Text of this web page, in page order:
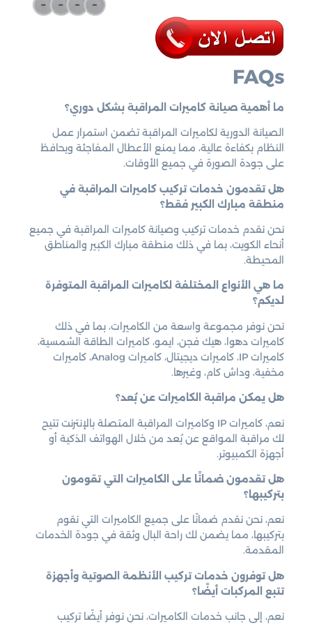
FAQs
ما أهمية صيانة كاميرات المراقبة بشكل دوري؟
الصيانة الدورية لكاميرات المراقبة تضمن استمرار عمل
النظام بكفاءة عالية، مما يمنع الأعطال المفاجئة ويحافظ
على جودة الصورة في جميع الأوقات.
هل تقدمون خدمات تركيب كاميرات المراقبة في
منطقة مبارك الكبير فقط؟
نحن نقدم خدمات تركيب وصيانة كاميرات المراقبة في جميع
أنحاء الكويت، بما في ذلك منطقة مبارك الكبير والمناطق
المحيطة.
ما هي الأنواع المختلفة لكاميرات المراقبة المتوفرة
لديكم؟
نحن نوفر مجموعة واسعة من الكاميرات، بما في ذلك
كاميرات دهوا، هيك فجن، ايمو، كاميرات الطاقة الشمسية،
كاميرات IP، كاميرات ديجيتال، كاميرات Analog، كاميرات
مخفية، وداش كام، وغيرها.
هل يمكن مراقبة الكاميرات عن بُعد؟
نعم، كاميرات IP وكاميرات المراقبة المتصلة بالإنترنت تتيح
لك مراقبة المواقع عن بُعد من خلال الهواتف الذكية أو
أجهزة الكمبيوتر.
هل تقدمون ضمانًا على الكاميرات التي تقومون
بتركيبها؟
نعم، نحن نقدم ضمانًا على جميع الكاميرات التي نقوم
بتركيبها، مما يضمن لك راحة البال وثقة في جودة الخدمات
المقدمة.
هل توفرون خدمات تركيب الأنظمة الصوتية وأجهزة
تتبع المركبات أيضًا؟
نعم، إلى جانب خدمات الكاميرات، نحن نوفر أيضًا تركيب